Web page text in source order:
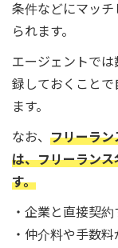
条件などにマッ
られます。
エージェントで
録しておくこと
ます。
なお、 フリーラン
は、フリーラン
す。
・企業と直接契
・仲介料や手数